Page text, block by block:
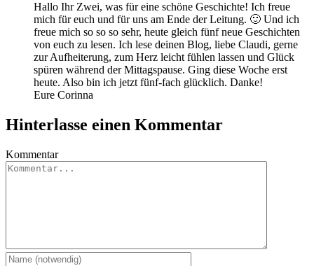
Hallo Ihr Zwei, was für eine schöne Geschichte! Ich freue
mich für euch und für uns am Ende der Leitung. 🙂 Und ich
freue mich so so so sehr, heute gleich fünf neue Geschichten
von euch zu lesen. Ich lese deinen Blog, liebe Claudi, gerne
zur Aufheiterung, zum Herz leicht fühlen lassen und Glück
spüren während der Mittagspause. Ging diese Woche erst
heute. Also bin ich jetzt fünf-fach glücklich. Danke!
Eure Corinna
Hinterlasse einen Kommentar
Kommentar